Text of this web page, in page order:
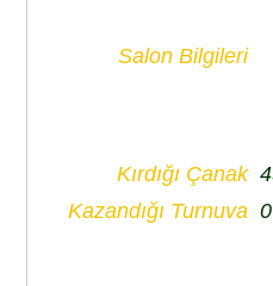
Salon Bilgileri
Kırdığı Çanak
Kazandığı Turnuva 0